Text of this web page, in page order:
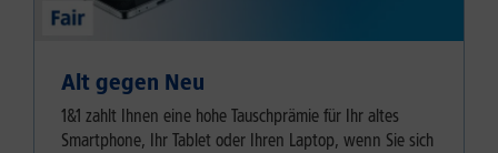
Alt gegen Neu
1&1 zahlt Ihnen eine hohe Tauschprämie für Ihr altes
Smartphone, Ihr Tablet oder Ihren Laptop, wenn Sie sich